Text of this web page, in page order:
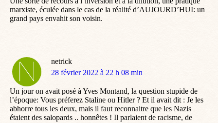
marxiste, éculée dans le cas de la réalité d’AUJOURD’HUI: un
grand pays envahit son voisin.
netrick
dit
28 février 2022 à 22 h 08 min
Un jour on avait posé à Yves Montand, la question stupide de
l’époque: Vous préferez Staline ou Hitler ? Et il avait dit : Je les
abhorre tous les deux, mais il faut reconnaitre que les Nazis
étaient des salopards .. honnêtes ! Il parlaient de racisme, de